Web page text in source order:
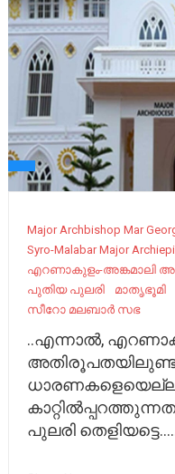
Major Archbishop Mar
Syro-Malabar Major
എറണാകുളം-അങ്കമാലി
പുതിയ പുലരി
മാതൃഭൂമി
സീറോ മലബാർ സഭ
..എന്നാൽ,
പുലരി